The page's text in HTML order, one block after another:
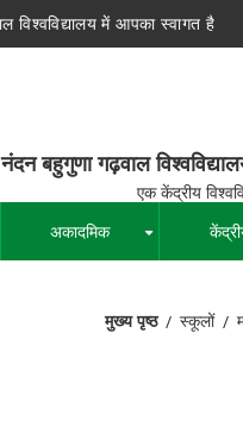
विश्वविद्यालय में आपका स्वागत है
अकादमिक
मुख्य पृष्ठ स्कूलों